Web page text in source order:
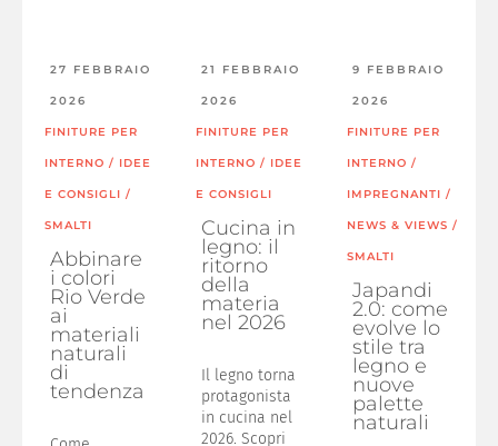
27 FEBBRAIO
2026
FINITURE PER
INTERNO / IDEE
E CONSIGLI /
SMALTI
Abbinare
i colori
Rio Verde
ai
materiali
naturali
di
tendenza
21 FEBBRAIO
2026
FINITURE PER
INTERNO / IDEE
E CONSIGLI
Cucina in
legno: il
ritorno
della
materia
nel 2026
Il legno torna
protagonista
in cucina nel
2026. Scopri
9 FEBBRAIO
2026
FINITURE PER
INTERNO /
IMPREGNANTI /
NEWS & VIEWS /
SMALTI
Japandi
2.0: come
evolve lo
stile tra
legno e
nuove
palette
naturali